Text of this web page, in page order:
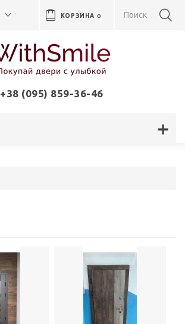
КОРЗИНА 0
+38 (095) 859-36-46